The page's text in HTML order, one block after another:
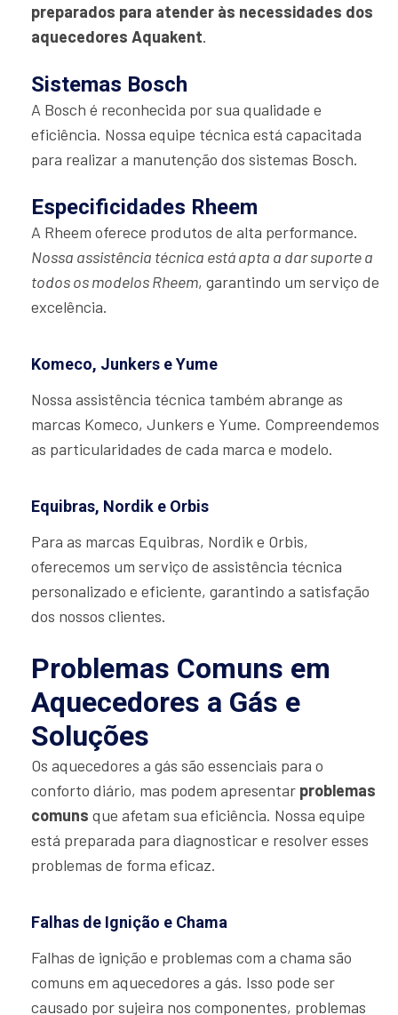
preparados para atender às necessidades dos
aquecedores Aquakent.
Sistemas Bosch
A Bosch é reconhecida por sua qualidade e
eficiência. Nossa equipe técnica está capacitada
para realizar a manutenção dos sistemas Bosch.
Especificidades Rheem
A Rheem oferece produtos de alta performance.
Nossa assistência técnica está apta a dar suporte a
todos os modelos Rheem, garantindo um serviço de
excelência.
Komeco, Junkers e Yume
Nossa assistência técnica também abrange as
marcas Komeco, Junkers e Yume. Compreendemos
as particularidades de cada marca e modelo.
Equibras, Nordik e Orbis
Para as marcas Equibras, Nordik e Orbis,
oferecemos um serviço de assistência técnica
personalizado e eficiente, garantindo a satisfação
dos nossos clientes.
Problemas Comuns em
Aquecedores a Gás e
Soluções
Os aquecedores a gás são essenciais para o
conforto diário, mas podem apresentar problemas
comuns que afetam sua eficiência. Nossa equipe
está preparada para diagnosticar e resolver esses
problemas de forma eficaz.
Falhas de Ignição e Chama
Falhas de ignição e problemas com a chama são
comuns em aquecedores a gás. Isso pode ser
causado por sujeira nos componentes, problemas